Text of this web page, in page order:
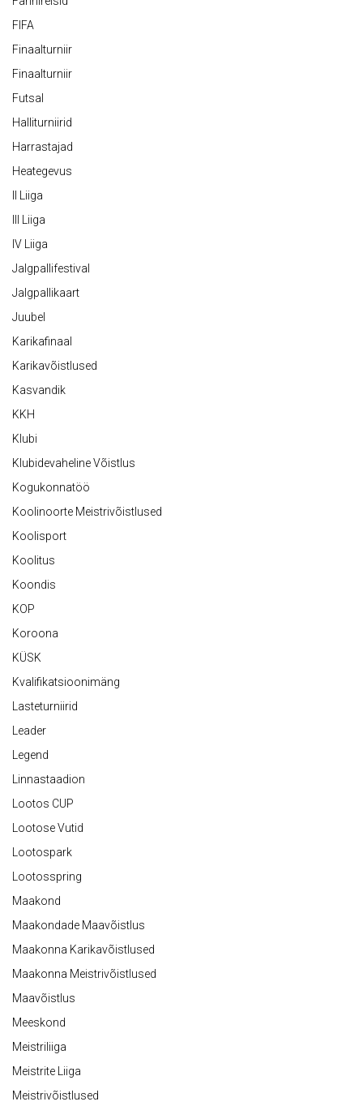
FIFA
Finaalturniir
Finaalturniir
Futsal
Halliturniirid
Harrastajad
Heategevus
II Liiga
III Liiga
IV Liiga
Jalgpallifestival
Jalgpallikaart
Juubel
Karikafinaal
Karikavõistlused
Kasvandik
KKH
Klubi
Klubidevaheline Võistlus
Kogukonnatöö
Koolinoorte Meistrivõistlused
Koolisport
Koolitus
Koondis
KOP
Koroona
KÜSK
Kvalifikatsioonimäng
Lasteturniirid
Leader
Legend
Linnastaadion
Lootos CUP
Lootose Vutid
Lootospark
Lootosspring
Maakond
Maakondade Maavõistlus
Maakonna Karikavõistlused
Maakonna Meistrivõistlused
Maavõistlus
Meeskond
Meistriliiga
Meistrite Liiga
Meistrivõistlused